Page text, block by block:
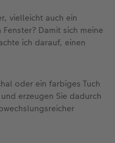
vielleicht auch ein
Damit sich meine
ich darauf, einen
oder ein farbiges Tuch
erzeugen Sie dadurch